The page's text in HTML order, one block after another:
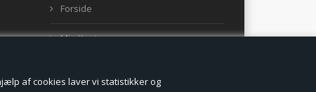
af cookies laver vi statistikker og
Forside
Min Konto